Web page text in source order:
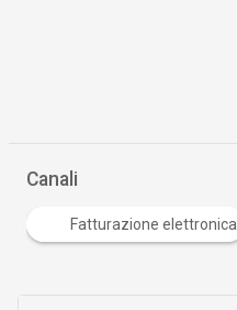
Canali
Fatturazione elettronica